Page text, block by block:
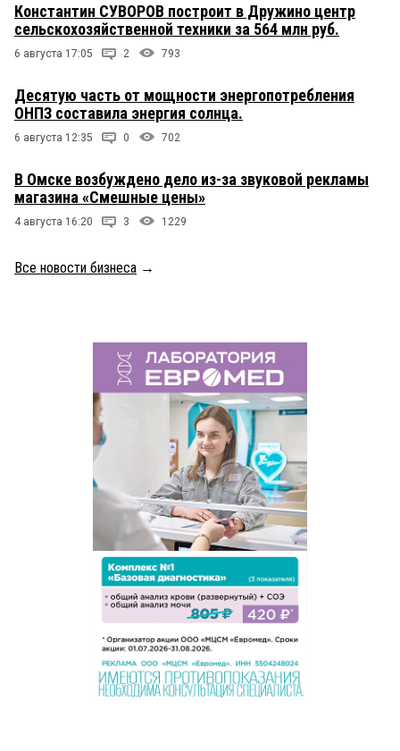
Константин СУВОРОВ построит в Дружино центр
сельскохозяйственной техники за 564 млн руб.
6 августа 17:05 2 793
Десятую часть от мощности энергопотребления
ОНПЗ составила энергия солнца.
6 августа 12:35 0 702
В Омске возбуждено дело из-за звуковой рекламы
магазина «Смешные цены»
4 августа 16:20 3 1229
Все новости бизнеса →